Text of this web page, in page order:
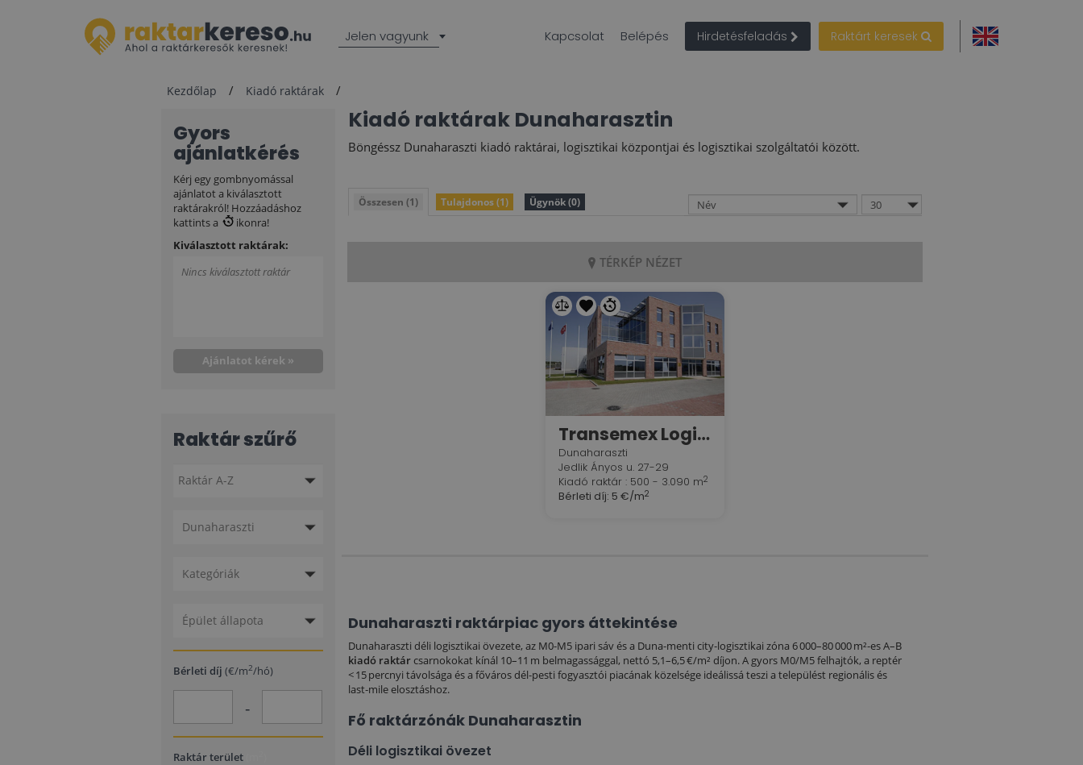
Jelen vagyunk Kapcsolat Belépés Hirdetésfeladás Raktárt keresek
Kezdőlap Kiadó raktárak
Gyors
ajánlatkérés
Kérj egy gombnyomással
ajánlatot a kiválasztott
raktárakról! Hozzáadáshoz
kattints a
ikonra!
Kiválasztott raktárak:
Nincs kiválasztott raktár
Ajánlatot kérek »
Raktár szűrő
Dunaharaszti
Kategóriák
Épület állapota
Bérleti díj (€/m2/hó)
-
Raktár terület
Kiadó raktárak Dunaharasztin
Böngéssz Dunaharaszti kiadó raktárai, logisztikai központjai és logisztikai szolgáltatói között.
Összesen (1) Tulajdonos (1) Ügynök (0)
TÉRKÉP NÉZET
Transemex Logisztikai Központ
Dunaharaszti
Jedlik Ányos u. 27-29
Kiadó raktár : 500 - 3.090 m2
Bérleti díj: 5 €/m2
Dunaharaszti raktárpiac gyors áttekintése
Dunaharaszti déli logisztikai övezete, az M0‑M5 ipari sáv és a Duna‑menti city‑logisztikai zóna 6 000–80 000 m²‑es A–B
kiadó raktárcsarnokokat kínál 10–11 m belmagassággal, nettó 5,1–6,5 €/m² díjon. A gyors M0/M5 felhajtók, a reptér
< 15 percnyi távolsága és a főváros dél‑pesti fogyasztói piacának közelsége ideálissá teszi a települést regionális és
last‑mile elosztáshoz.
Fő raktárzónák Dunaharasztin
Déli logisztikai övezet